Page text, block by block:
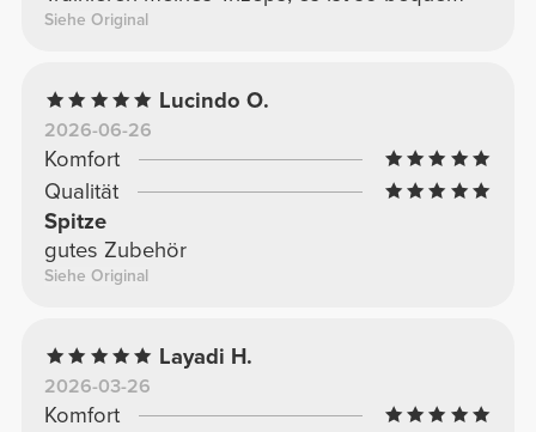
Siehe Original
Lucindo O.
2026-06-26
Komfort
Qualität
Spitze
gutes Zubehör
Siehe Original
Layadi H.
2026-03-26
Komfort